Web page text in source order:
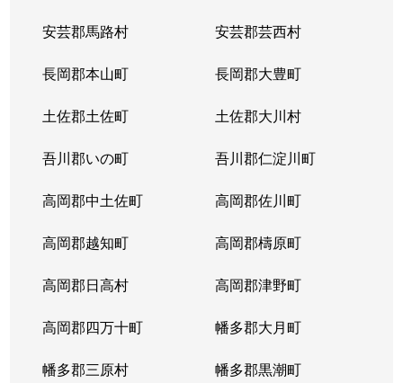
安芸郡馬路村 安芸郡芸西村
長岡郡本山町 長岡郡大豊町
土佐郡土佐町 土佐郡大川村
吾川郡いの町 吾川郡仁淀川町
高岡郡中土佐町 高岡郡佐川町
高岡郡越知町 高岡郡檮原町
高岡郡日高村 高岡郡津野町
高岡郡四万十町 幡多郡大月町
幡多郡三原村 幡多郡黒潮町